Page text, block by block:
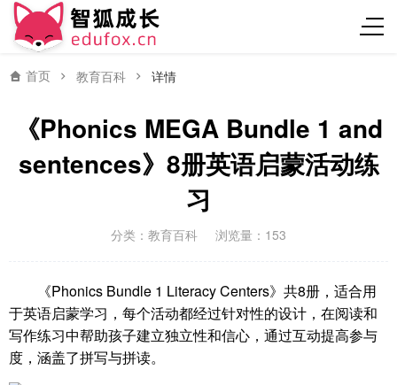
首页 教育百科 详情
《Phonics MEGA Bundle 1 and
sentences》8册英语启蒙活动练
习
分类： 教育百科 浏览量：153
《Phonics Bundle 1 Literacy Centers》共8册，适合用
于英语启蒙学习，每个活动都经过针对性的设计，在阅读和
写作练习中帮助孩子建立独立性和信心，通过互动提高参与
度，涵盖了拼写与拼读。